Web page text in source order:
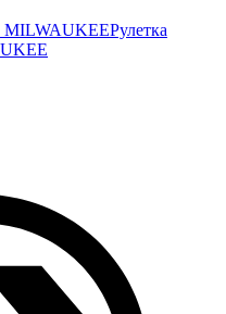
MILWAUKEEРулетка